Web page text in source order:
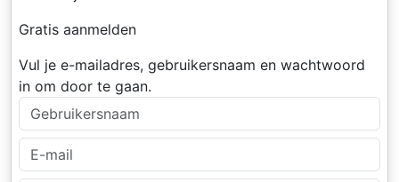
Gratis aanmelden
Vul je e-mailadres, gebruikersnaam en wachtwoord
in om door te gaan.